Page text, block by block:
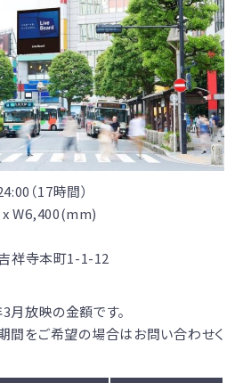
（17時間）
x W6,400(mm)
祥寺本町1-1-12
放映の金額です。
間をご希望の場合はお問い合わせく